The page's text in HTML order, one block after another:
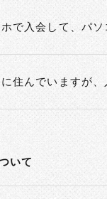
で入会して、パ
住んでいますが
いて